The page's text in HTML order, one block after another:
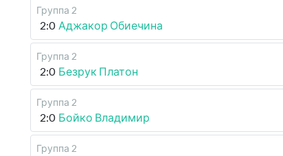
Группа 2
2:0 Аджакор Обиечина
Группа 2
2:0 Безрук Платон
Группа 2
2:0 Бойко Владимир
Группа 2